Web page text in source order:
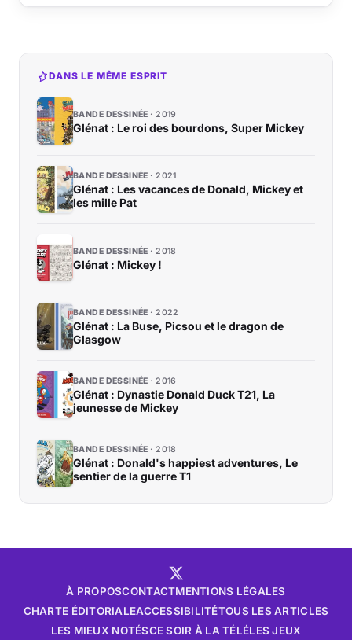
DANS LE MÊME ESPRIT
BANDE DESSINÉE 2019
Glénat : Le roi des bourdons, Super Mickey
BANDE DESSINÉE 2021
Glénat : Les vacances de Donald, Mickey et
les mille Pat
BANDE DESSINÉE 2018
Glénat : Mickey !
BANDE DESSINÉE 2022
Glénat : La Buse, Picsou et le dragon de
Glasgow
BANDE DESSINÉE 2016
Glénat : Dynastie Donald Duck T21, La
jeunesse de Mickey
BANDE DESSINÉE 2018
Glénat : Donald's happiest adventures, Le
sentier de la guerre T1
À PROPOSCONTACTMENTIONS LÉGALES
CHARTE ÉDITORIALEACCESSIBILITÉTOUS LES ARTICLES
LES MIEUX NOTÉSCE SOIR À LA TÉLÉLES JEUX